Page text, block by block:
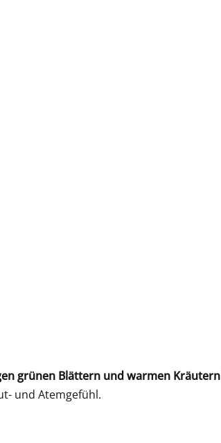
grünen Blättern und warmen Kräutern
und Atemgefühl.